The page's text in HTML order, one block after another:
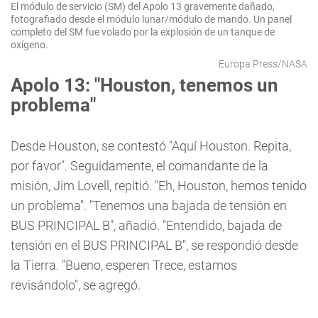
El módulo de servicio (SM) del Apolo 13 gravemente dañado,
fotografiado desde el módulo lunar/módulo de mando. Un panel
completo del SM fue volado por la explosión de un tanque de
oxígeno.
Europa Press/NASA
Apolo 13: "Houston, tenemos un
problema"
Desde Houston, se contestó "Aquí Houston. Repita,
por favor". Seguidamente, el comandante de la
misión, Jim Lovell, repitió. "Eh, Houston, hemos tenido
un problema". "Tenemos una bajada de tensión en
BUS PRINCIPAL B", añadió. "Entendido, bajada de
tensión en el BUS PRINCIPAL B", se respondió desde
la Tierra. "Bueno, esperen Trece, estamos
revisándolo", se agregó.